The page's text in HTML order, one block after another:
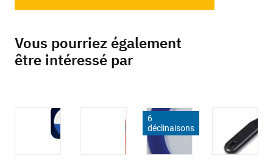
Vous pourriez également
être intéressé par
6
déclinaisons